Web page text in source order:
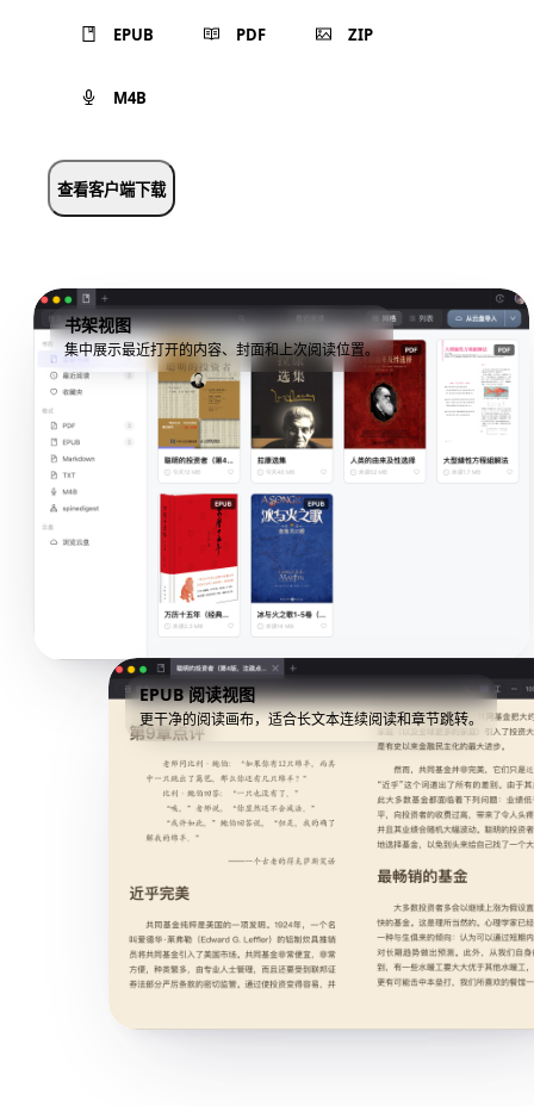
EPUB PDF ZIP
M4B
查看客户端下载
书架视图
集中展示最近打开的内容、封面和上次阅读位置。
EPUB 阅读视图
更干净的阅读画布，适合长文本连续阅读和章节跳转。